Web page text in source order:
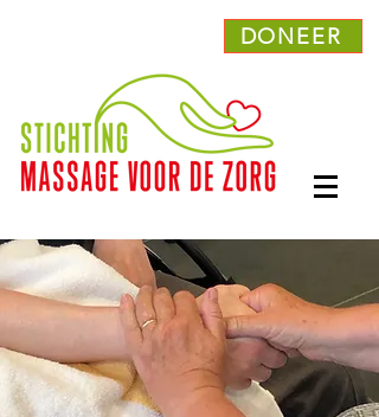
DONEER